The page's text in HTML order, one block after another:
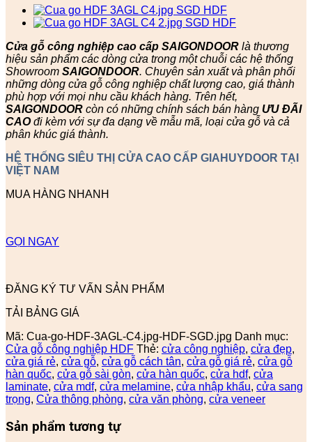
Cửa gỗ công nghiệp cao cấp SAIGONDOOR là thương
hiệu sản phẩm các dòng cửa trong một chuỗi các hệ thống
Showroom SAIGONDOOR. Chuyên sản xuất và phân phối
những dòng cửa gỗ công nghiệp chất lượng cao, giá thành
phù hợp với mọi nhu cầu khách hàng. Trên hết,
SAIGONDOOR còn có những chính sách bán hàng ƯU ĐÃI
CAOđi kèm với sự đa dạng về mẫu mã, loại cửa gỗ và cả
phân khúc giá thành.
HỆ THỐNG SIÊU THỊ CỬA CAO CẤP GIAHUYDOOR TẠI
VIỆT NAM
MUA HÀNG NHANH
GỌI NGAY
ĐĂNG KÝ TƯ VẤN SẢN PHẨM
TẢI BẢNG GIÁ
Mã: Cua-go-HDF-3AGL-C4.jpg-HDF-SGD.jpg Danh mục:
Cửa gỗ công nghiệp HDF Thẻ: cửa công nghiệp, cửa đẹp,
cửa giá rẻ, cửa gỗ, cửa gỗ cách tân, cửa gỗ giá rẻ, cửa gỗ
hàn quốc, cửa gỗ sài gòn, cửa hàn quốc, cửa hdf, cửa
laminate, cửa mdf, cửa melamine, cửa nhập khẩu, cửa sang
trọng, Cửa thông phòng, cửa văn phòng, cửa veneer
Sản phẩm tương tự